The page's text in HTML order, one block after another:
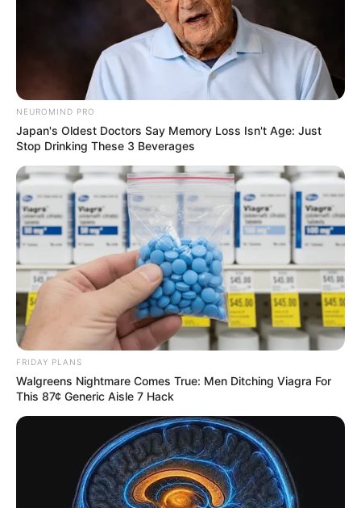
Ostatnie dyskusje
Batman Antologia (1989-1997)
Mefisto Dzisiaj o 13:16
Zagraniczne sklepy internetowe - promocje
NEUROMIND PRO
Japan's Oldest Doctors Say Memory Loss Isn't Age: Just
Stop Drinking These 3 Beverages
FRIDAY PLANS
Walgreens Nightmare Comes True: Men Ditching Viagra For
This 87¢ Generic Aisle 7 Hack